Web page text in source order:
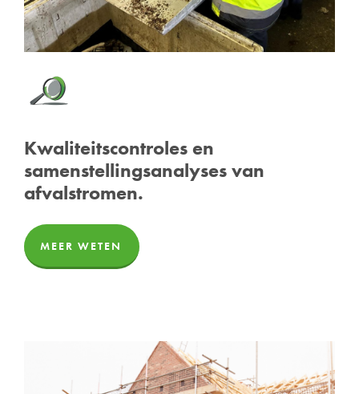
Kwaliteitscontroles en
samenstellingsanalyses van
afvalstromen.
MEER WETEN